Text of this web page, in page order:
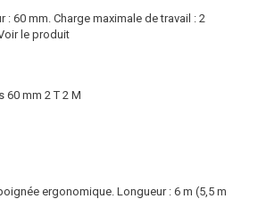
: 60 mm. Charge maximale de travail : 2
le produit
60 mm 2 T 2 M
ergonomique. Longueur : 6 m (5,5 m